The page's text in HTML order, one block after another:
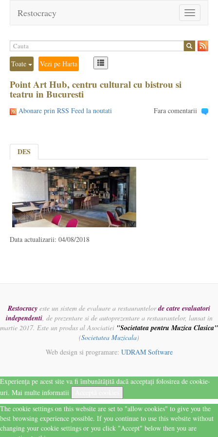
Toggle
navigation
Restocracy
Toate Vezi pe Harta
Point Art Hub, centru cultural cu bistrou si
teatru in Bucuresti
Abonare prin RSS Feed la noutati Fara comentarii
DES
Data actualizarii: 04/08/2018
Restocracy este un sistem de evaluare a restaurantelorde catre evaluatori
independenti, de prezentare si de autoprezentare a restaurantelor, lansat in
martie 2017. Este un produs al Asociatiei "Societatea pentru Muzica Clasica"
(Societatea Muzicala)
Web design si programare: UDRAM Software
Experiența pe acest site va fi îmbunătățită dacă acceptați folosirea de cookie-
uri. Mai multe informatii
The cookie settings on this website are set to "allow cookies" to give you the
best browsing experience possible. If you continue to use this website without
changing your cookie settings or you click "Accept" below then you are